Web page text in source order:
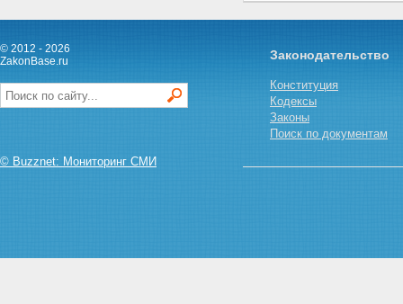
© 2012 - 2026
ZakonBase.ru
© Buzznet: Мониторинг СМИ
Законодательство
Конституция
Кодексы
Законы
Поиск по документам